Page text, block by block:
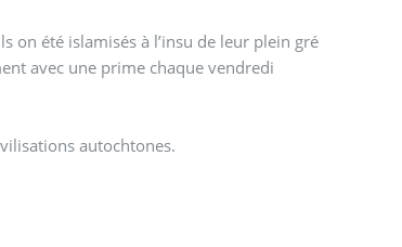
on été islamisés à l’insu de leur plein gré
avec une prime chaque vendredi
autochtones.